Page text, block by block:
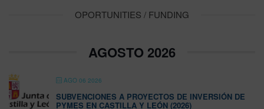
OPORTUNITIES / FUNDING
AGOSTO 2026
AGO 06 2026
SUBVENCIONES A PROYECTOS DE INVERSIÓN DE
PYMES EN CASTILLA Y LEÓN (2026)